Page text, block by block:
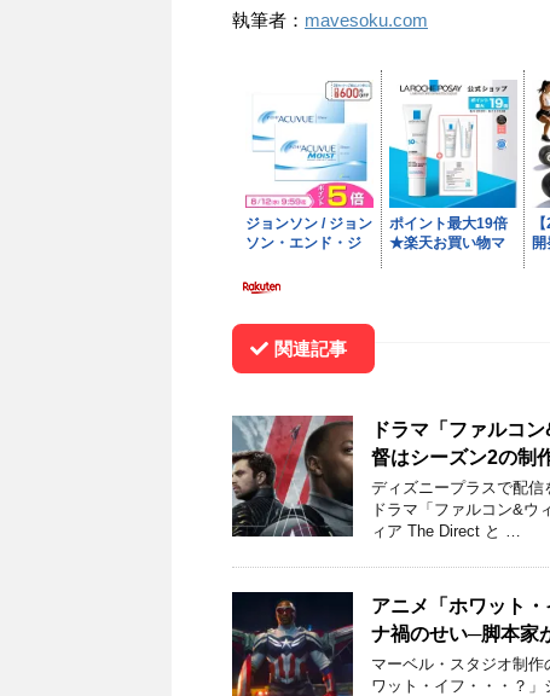
執筆者： mavesoku.com
関連記事
ドラマ「ファルコ
督はシーズン2の制
ディズニープラスで配
ドラマ「ファルコン&
ィア The Direct と …
アニメ「ホワット
ナ禍のせい─脚本家
マーベル・スタジオ制
ワット・イフ・・・？